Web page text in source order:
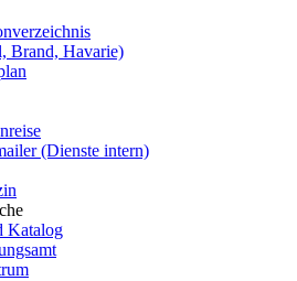
Brand, Havarie)
(Dienste intern)
Katalog